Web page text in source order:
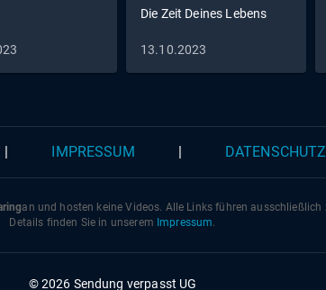
Die Zeit Deines Lebens
13.10.2023
IMPRESSUM DATENSCHUTZ
an und hosten keine Videos. Alle Links führen ausschließlich
Details finden Sie in unserem Impressum.
© 2026 Sendung verpasst UG